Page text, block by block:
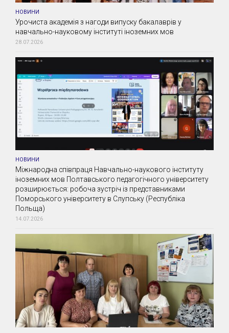
НОВИНИ
Урочиста академія з нагоди випуску бакалаврів у
навчально-науковому інституті іноземних мов
28.07.2026
НОВИНИ
Міжнародна співпраця Навчально-наукового інституту
іноземних мов Полтавського педагогічного університету
розширюється: робоча зустріч із представниками
Поморського університету в Слупську (Республіка
Польща)
14.07.2026